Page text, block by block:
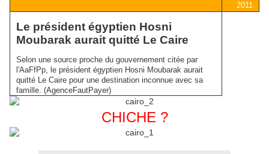
2011
Le président égyptien Hosni
Moubarak aurait quitté Le Caire
Selon une source proche du gouvernement citée par
l'AaFfPp, le président égyptien Hosni Moubarak aurait
quitté Le Caire pour une destination inconnue avec sa
famille. (AgenceFautPayer)
CHICHE ?